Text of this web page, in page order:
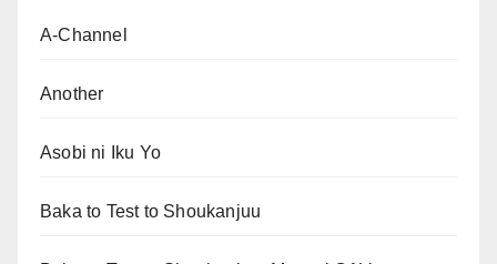
A-Channel
Another
Asobi ni Iku Yo
Baka to Test to Shoukanjuu